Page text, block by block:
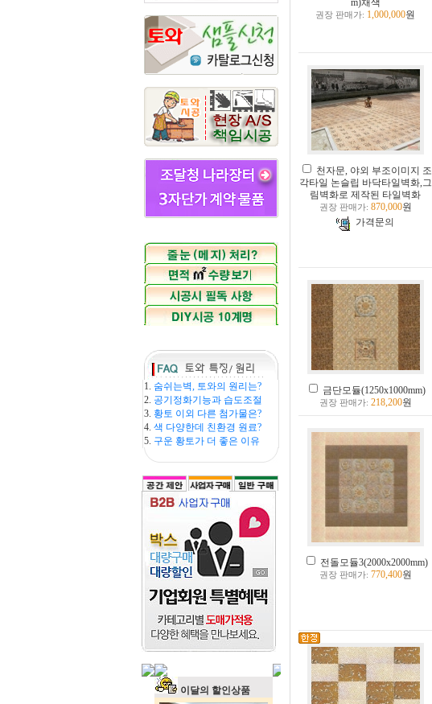
1. 숨쉬는벽, 토와의 원리는?
2. 공기정화기능과 습도조절
3. 황토 이외 다른 첨가물은?
4. 색 다양한데 친환경 원료?
5. 구운 황토가 더 좋은 이유
이달의 할인상품
m)채색
권장 판매가: 1,000,000원
천자문, 야외 부조이미지 조
각타일 논슬립 바닥타일벽화,그
림벽화로 제작된 타일벽화
권장 판매가: 870,000원
가격문의
금단모듈(1250x1000mm)
권장 판매가: 218,200원
전돌모듈3(2000x2000mm)
권장 판매가: 770,400원